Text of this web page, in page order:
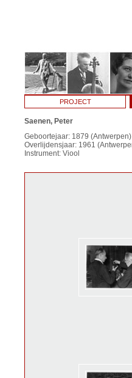
PROJECT
Saenen, Peter
Geboortejaar: 1879 (Antwerpen)
Overlijdensjaar: 1961
Instrument: Viool